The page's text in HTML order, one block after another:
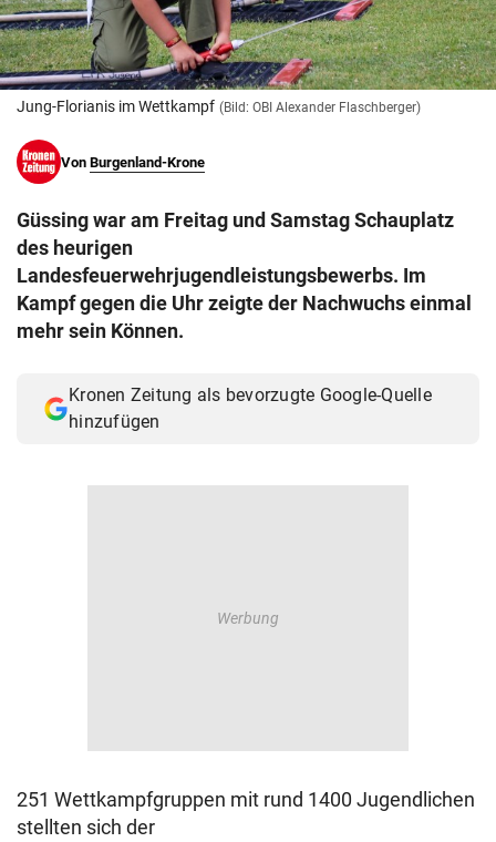
© Krone Multimedia GmbH & Co KG 2026
Muthgasse 2, 1190 Wien
Jung-Florianis im Wettkampf (Bild: OBI Alexander Flaschberger)
Von Burgenland-Krone
Güssing war am Freitag und Samstag Schauplatz
des heurigen
Landesfeuerwehrjugendleistungsbewerbs. Im
Kampf gegen die Uhr zeigte der Nachwuchs einmal
mehr sein Können.
Kronen Zeitung als bevorzugte Google-Quelle
hinzufügen
251 Wettkampfgruppen mit rund 1400 Jugendlichen
stellten sich der